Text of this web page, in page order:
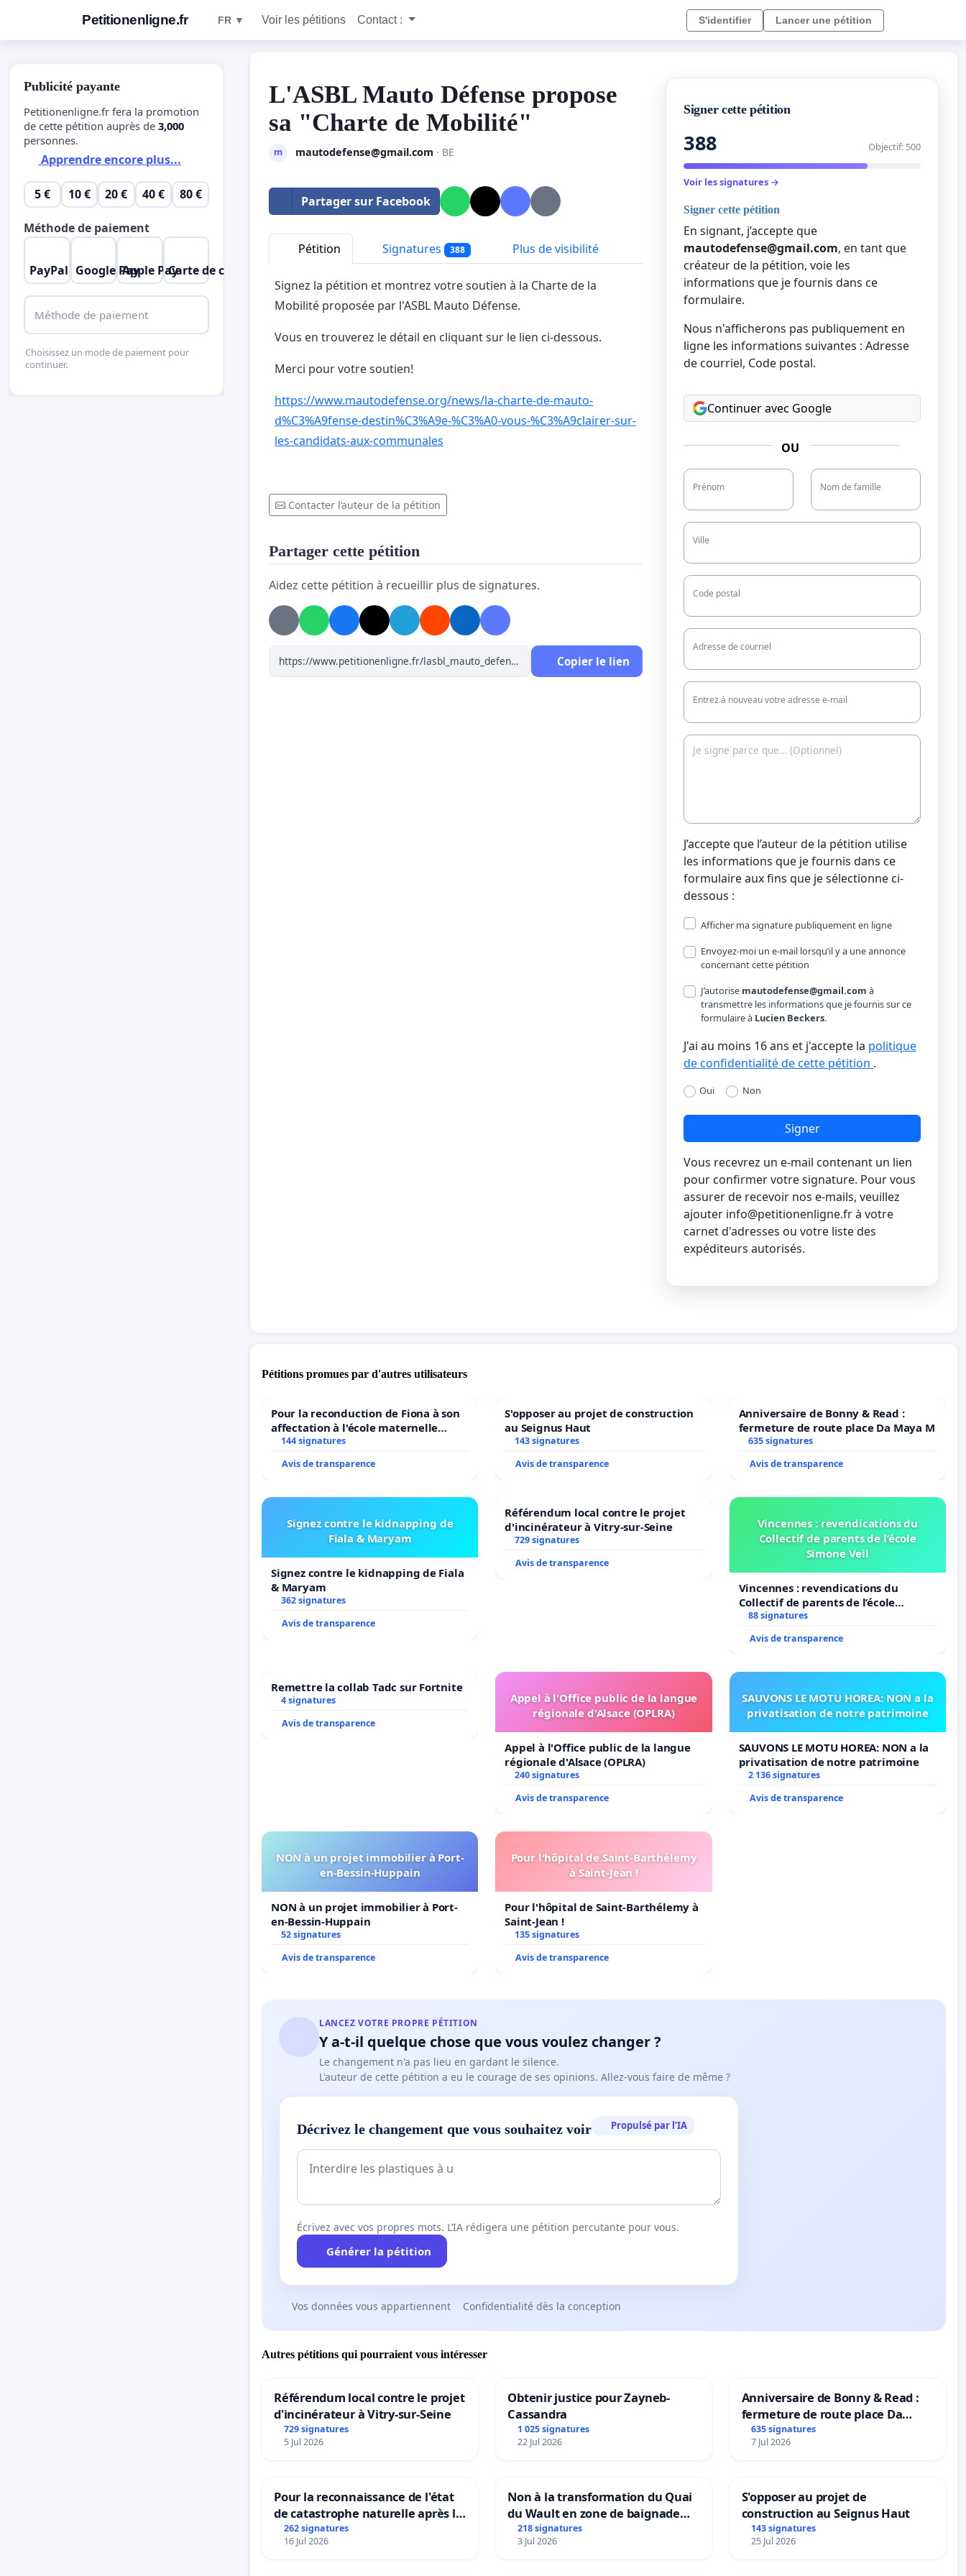
Petitionenligne.fr FR ▼ Voir les pétitions Contact : S'identifier Lancer une pétition
L'ASBL Mauto Défense propose
sa "Charte de Mobilité"
m mautodefense@gmail.com · BE
Partager sur Facebook
Pétition Signatures 388 Plus de visibilité
Signez la pétition et montrez votre soutien à la Charte de la
Mobilité proposée par l'ASBL Mauto Défense.
Vous en trouverez le détail en cliquant sur le lien ci-dessous.
Merci pour votre soutien!
https://www.mautodefense.org/news/la-charte-de-mauto-
d%C3%A9fense-destin%C3%A9e-%C3%A0-vous-%C3%A9clairer-sur-
les-candidats-aux-communales
Contacter l’auteur de la pétition
Partager cette pétition
Aidez cette pétition à recueillir plus de signatures.
Copier le lien
Signer cette pétition
388 Objectif: 500
Voir les signatures →
Signer cette pétition
En signant, j’accepte que
mautodefense@gmail.com, en tant que
créateur de la pétition, voie les
informations que je fournis dans ce
formulaire.
Nous n'afficherons pas publiquement en
ligne les informations suivantes : Adresse
de courriel, Code postal.
Continuer avec Google
OU
Prénom Nom de famille
Ville
Code postal
Adresse de courriel
Entrez à nouveau votre adresse e-mail
J’accepte que l’auteur de la pétition utilise
les informations que je fournis dans ce
formulaire aux fins que je sélectionne ci-
dessous :
Afficher ma signature publiquement en ligne
Envoyez-moi un e-mail lorsqu’il y a une annonce
concernant cette pétition
J’autorise mautodefense@gmail.com à
transmettre les informations que je fournis sur ce
formulaire à Lucien Beckers.
J'ai au moins 16 ans et j'accepte la politique
de confidentialité de cette pétition .
Oui Non
Signer
Vous recevrez un e-mail contenant un lien
pour confirmer votre signature. Pour vous
assurer de recevoir nos e-mails, veuillez
ajouter info@petitionenligne.frà votre
carnet d'adresses ou votre liste des
expéditeurs autorisés.
Pétitions promues par d'autres utilisateurs
Pour la reconduction de Fiona à son
affectation à l'école maternelle
LAMARTINE auprès de Léo N. en
144 signatures
Avis de transparence
S'opposer au projet de construction
au Seignus Haut
143 signatures
Avis de transparence
Anniversaire de Bonny & Read :
fermeture de route place Da Maya M
635 signatures
Avis de transparence
Signez contre le kidnapping de
Fiala & Maryam
Signez contre le kidnapping de Fiala
& Maryam
362 signatures
Avis de transparence
Référendum local contre le projet
d'incinérateur à Vitry-sur-Seine
729 signatures
Avis de transparence
Vincennes : revendications du
Collectif de parents de l’école
Simone Veil
Vincennes : revendications du
Collectif de parents de l’école
Simone Veil
88 signatures
Avis de transparence
Remettre la collab Tadc sur Fortnite
4 signatures
Avis de transparence
Appel à l'Office public de la langue
régionale d'Alsace (OPLRA)
Appel à l'Office public de la langue
régionale d'Alsace (OPLRA)
240 signatures
Avis de transparence
SAUVONS LE MOTU HOREA: NON a la
privatisation de notre patrimoine
SAUVONS LE MOTU HOREA: NON a la
privatisation de notre patrimoine
2 136 signatures
Avis de transparence
NON à un projet immobilier à Port-
en-Bessin-Huppain
NON à un projet immobilier à Port-
en-Bessin-Huppain
52 signatures
Avis de transparence
Pour l'hôpital de Saint-Barthélemy
à Saint-Jean !
Pour l'hôpital de Saint-Barthélemy à
Saint-Jean !
135 signatures
Avis de transparence
LANCEZ VOTRE PROPRE PÉTITION
Y a-t-il quelque chose que vous voulez changer ?
Le changement n'a pas lieu en gardant le silence.
L'auteur de cette pétition a eu le courage de ses opinions. Allez-vous faire de même ?
Décrivez le changement que vous souhaitez voir Propulsé par l’IA
Écrivez avec vos propres mots. L’IA rédigera une pétition percutante pour vous.
Générer la pétition
Vos données vous appartiennent Confidentialité dès la conception
Autres pétitions qui pourraient vous intéresser
Référendum local contre le projet
d'incinérateur à Vitry-sur-Seine
729 signatures
5 Jul 2026
Obtenir justice pour Zayneb-
Cassandra
1 025 signatures
22 Jul 2026
Anniversaire de Bonny & Read :
fermeture de route place Da
Maya M
635 signatures
7 Jul 2026
Pour la reconnaissance de l'état
de catastrophe naturelle après la
grêle du 15 juillet 2026 à Aubenas
et ses alentours
262 signatures
16 Jul 2026
Non à la transformation du Quai
du Wault en zone de baignade
urbaine
218 signatures
3 Jul 2026
S'opposer au projet de
construction au Seignus Haut
143 signatures
25 Jul 2026
Publicité payante
Petitionenligne.fr fera la promotion
de cette pétition auprès de 3,000
personnes.
Apprendre encore plus...
5 € 10 € 20 € 40 € 80 €
Méthode de paiement
PayPal Google PayApple PayCarte de crédit
Méthode de paiement
Choisissez un mode de paiement pour
continuer.